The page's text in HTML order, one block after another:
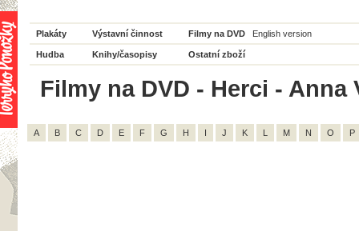
Plakáty Výstavní činnost Filmy na DVD English version
Hudba Knihy/časopisy Ostatní zboží
Filmy na DVD - Herci -
A B C D E F G H I J K L M N O P